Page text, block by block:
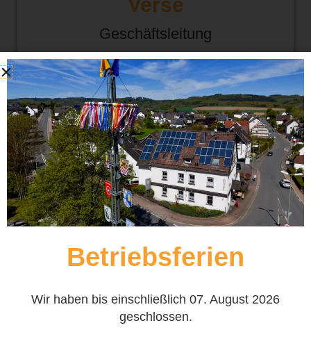
Verse
Geschäftsleitung
Betriebsferien
Wir haben bis einschließlich 07. August 2026
geschlossen.